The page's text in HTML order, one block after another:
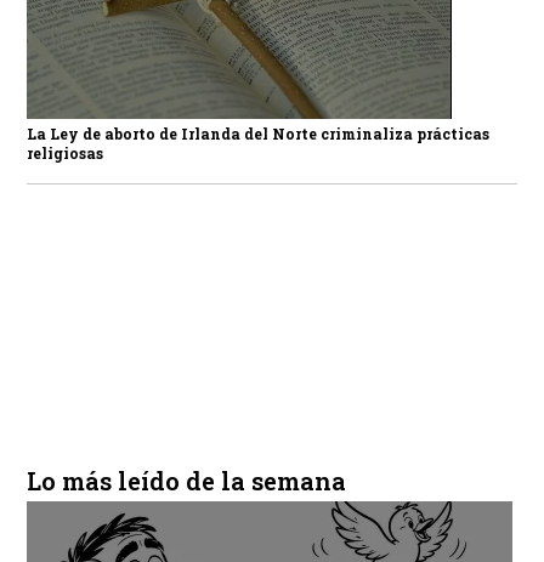
La Ley de aborto de Irlanda del Norte criminaliza prácticas
religiosas
Lo más leído de la semana